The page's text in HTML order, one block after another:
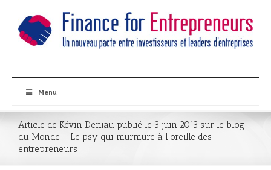
Menu
Article de Kévin Deniau publié le 3 juin 2013 sur le blog
du Monde – Le psy qui murmure à l’oreille des
entrepreneurs